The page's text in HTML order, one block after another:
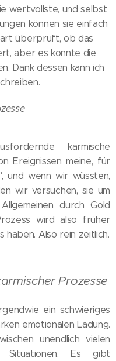
wertvollste, und selbst
können sie einfach
überprüft, ob das
aber es konnte die
Dank dessen kann ich
karmische
Ereignissen meine, für
und wenn wir wüssten,
wir versuchen, sie um
durch Gold
wird also früher
haben. Also rein zeitlich.
Prozesse
ein schwieriges
emotionalen Ladung.
unendlich vielen
Situationen. Es gibt